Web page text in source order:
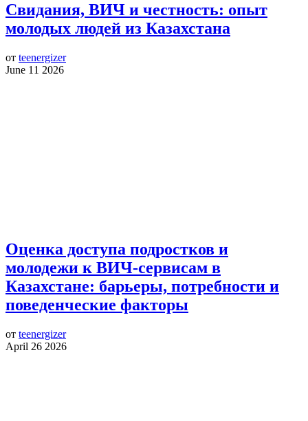
Свидания, ВИЧ и честность: опыт
молодых людей из Казахстана
от teenergizer
June 11 2026
Оценка доступа подростков и
молодежи к ВИЧ-сервисам в
Казахстане: барьеры, потребности и
поведенческие факторы
от teenergizer
April 26 2026